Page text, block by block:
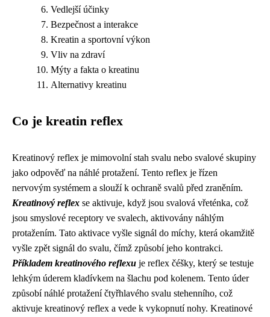
Vedlejší účinky
Bezpečnost a interakce
Kreatin a sportovní výkon
Vliv na zdraví
Mýty a fakta o kreatinu
Alternativy kreatinu
Co je kreatin reflex
Kreatinový reflex je mimovolní stah svalu nebo svalové skupiny
jako odpověď na náhlé protažení. Tento reflex je řízen
nervovým systémem a slouží k ochraně svalů před zraněním.
Kreatinový reflex se aktivuje, když jsou svalová vřeténka, což
jsou smyslové receptory ve svalech, aktivovány náhlým
protažením. Tato aktivace vyšle signál do míchy, která okamžitě
vyšle zpět signál do svalu, čímž způsobí jeho kontrakci.
Příkladem kreatinového reflexu je reflex čéšky, který se testuje
lehkým úderem kladívkem na šlachu pod kolenem. Tento úder
způsobí náhlé protažení čtyřhlavého svalu stehenního, což
aktivuje kreatinový reflex a vede k vykopnutí nohy. Kreatinové